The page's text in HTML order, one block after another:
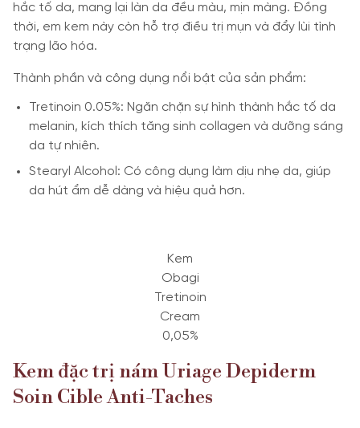
hắc tố da, mang lại làn da đều màu, mịn màng. Đồng
thời, em kem này còn hỗ trợ điều trị mụn và đẩy lùi tình
trạng lão hóa.
Thành phần và công dụng nổi bật của sản phẩm:
Tretinoin 0.05%: Ngăn chặn sự hình thành hắc tố da
melanin, kích thích tăng sinh collagen và dưỡng sáng
da tự nhiên.
Stearyl Alcohol: Có công dụng làm dịu nhẹ da, giúp
da hút ẩm dễ dàng và hiệu quả hơn.
Kem
Obagi
Tretinoin
Cream
0,05%
Kem đặc trị nám Uriage Depiderm
Soin Cible Anti-Taches